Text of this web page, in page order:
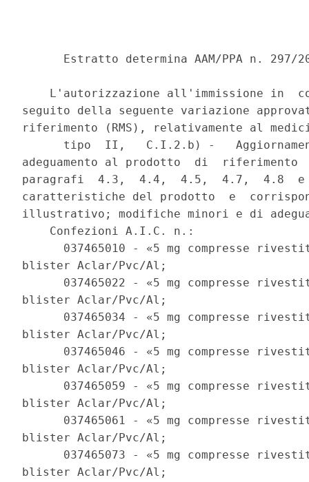
Estratto determina AAM/PPA n. 297/
L'autorizzazione all'immissione in
seguito della seguente variazione
riferimento (RMS), relativamente al
tipo  II,   C.I.2.b) -
adeguamento al prodotto  di  riferimento
paragrafi  4.3,  4.4,  4.5,  4.7,  4.8
caratteristiche del prodotto  e
illustrativo; modifiche minori e di
    Confezioni A.I.C. n.:
037465010 - «5 mg compresse
blister Aclar/Pvc/Al;
037465022 - «5 mg compresse
blister Aclar/Pvc/Al;
037465034 - «5 mg compresse
blister Aclar/Pvc/Al;
037465046 - «5 mg compresse
blister Aclar/Pvc/Al;
037465059 - «5 mg compresse
blister Aclar/Pvc/Al;
037465061 - «5 mg compresse
blister Aclar/Pvc/Al;
037465073 - «5 mg compresse
blister Aclar/Pvc/Al;